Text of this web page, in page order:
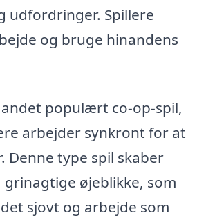
udfordringer. Spillere
og bruge hinandens
populært co-op-spil,
arbejder synkront for at
Denne type spil skaber
øjeblikke, som
sjovt og arbejde som